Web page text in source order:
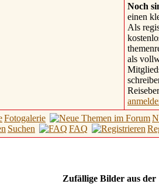
Noch
einen
Als
als
Fotogalerie
Suchen FAQ
Zufällige Bilder aus der